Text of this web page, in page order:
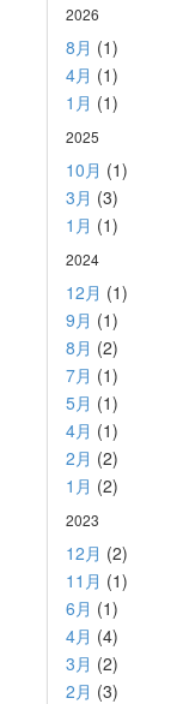
2026
8月 (1)
4月 (1)
1月 (1)
2025
10月 (1)
3月 (3)
1月 (1)
2024
12月 (1)
9月 (1)
8月 (2)
7月 (1)
5月 (1)
4月 (1)
2月 (2)
1月 (2)
2023
12月 (2)
11月 (1)
6月 (1)
4月 (4)
3月 (2)
2月 (3)